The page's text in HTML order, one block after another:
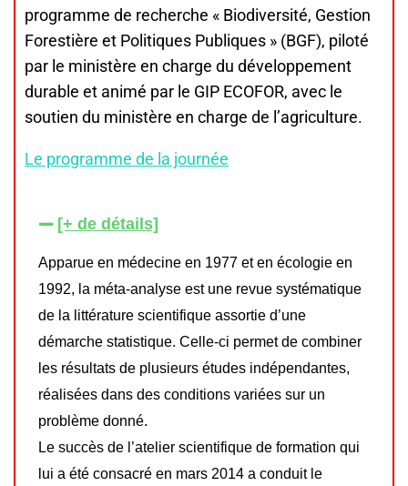
programme de recherche « Biodiversité, Gestion
Forestière et Politiques Publiques » (BGF), piloté
par le ministère en charge du développement
durable et animé par le GIP ECOFOR, avec le
soutien du ministère en charge de l’agriculture.
Le programme de la journée
[+ de détails]
Apparue en médecine en 1977 et en écologie en
1992, la méta-analyse est une revue systématique
de la littérature scientifique assortie d’une
démarche statistique. Celle-ci permet de combiner
les résultats de plusieurs études indépendantes,
réalisées dans des conditions variées sur un
problème donné.
Le succès de l’atelier scientifique de formation qui
lui a été consacré en mars 2014 a conduit le